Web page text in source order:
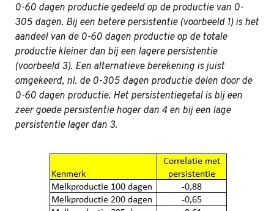
0-60 dagen productie gedeeld op de productie van 0-
305 dagen. Bij een betere persistentie (voorbeeld 1) is het
aandeel van de 0-60 dagen productie op de totale
productie kleiner dan bij een lagere persistentie
(voorbeeld 3). Een alternatieve berekening is juist
omgekeerd, nl. de 0-305 dagen productie delen door de
0-60 dagen productie. Het persistentiegetal is bij een
zeer goede persistentie hoger dan 4 en bij een lage
persistentie lager dan 3.